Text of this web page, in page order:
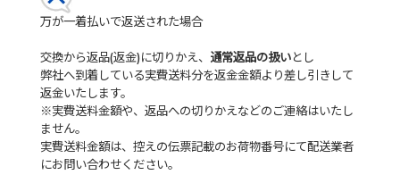
万が一着払いで返送された場合
交換から返品(返金)に切りかえ、 通常返品の扱いとし
弊社へ到着している実費送料分を返金金額より差し引きして
返金いたします。
※実費送料金額や、返品への切りかえなどのご連絡はいたし
ません。
実費送料金額は、控えの伝票記載のお荷物番号にて配送業者
にお問い合わせください。